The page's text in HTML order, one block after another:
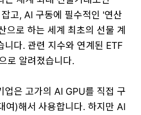
고, AI 구동에 필수적인 '연산
으로 하는 세계 최초의 선물 계
니다. 관련 지수와 연계된 ETF
로 알려졌습니다.
업은 고가의 AI GPU를 직접 구
여)해서 사용합니다. 하지만 AI